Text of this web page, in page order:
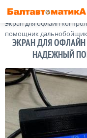
Главная
Статьи
Экран для офлайн
помощник
ЭКРАН ДЛЯ
НАДЕЖНЫЙ